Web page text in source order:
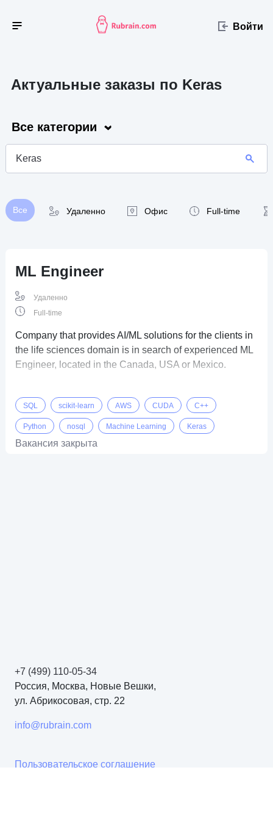
Войти
Актуальные заказы по Keras
Все категории
Все Удаленно Офис Full-time
ML Engineer
Удаленно
Full-time
Company that provides AI/ML solutions for the clients in
the life sciences domain is in search of experienced ML
Engineer, located in the Canada, USA or Mexico.
SQL scikit-learn AWS CUDA C++
Python nosql Machine Learning Keras
OpenCV Kubernetes
Вакансия закрыта
+7 (499) 110-05-34
Россия, Москва, Новые Вешки,
ул. Абрикосовая, стр. 22
info@rubrain.com
Пользовательское соглашение